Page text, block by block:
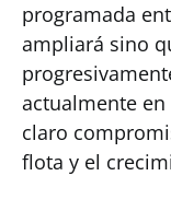
programada
ampliará sino
actualmente
claro
flota y el